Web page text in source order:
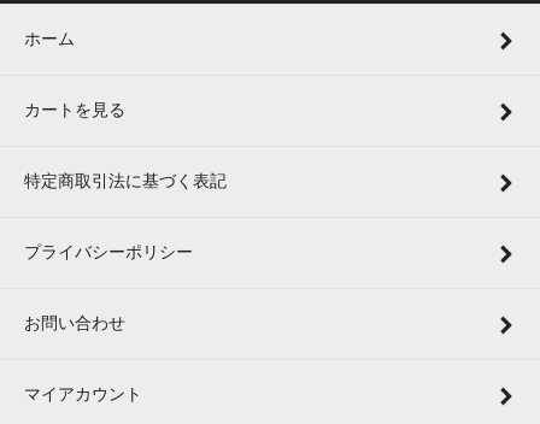
ホーム
カートを見る
特定商取引法に基づく表記
プライバシーポリシー
お問い合わせ
マイアカウント